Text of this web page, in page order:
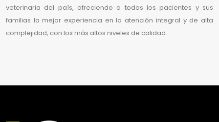
veterinaria del país, ofreciendo a todos los pacientes y sus
familias la mejor experiencia en la atención integral y de alta
complejidad, con los más altos niveles de calidad.